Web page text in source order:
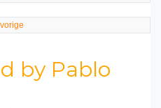
vorige
by Pablo